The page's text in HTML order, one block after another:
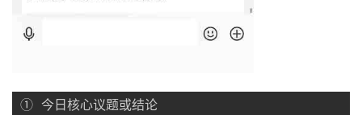
① 今日核心议题或结论